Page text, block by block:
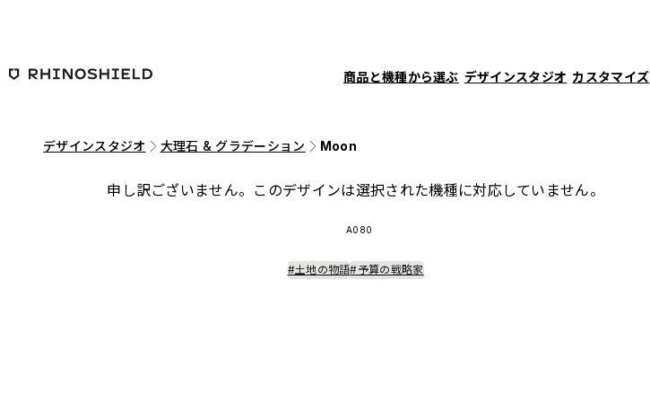
商品と機種から選ぶ デザインスタジオ カスタマイズ
デザインスタジオ 大理石 & グラデーション Moon
申し訳ございません。このデザインは選択された機種に対応していません。
A080
#土地の物語#予算の戦略家